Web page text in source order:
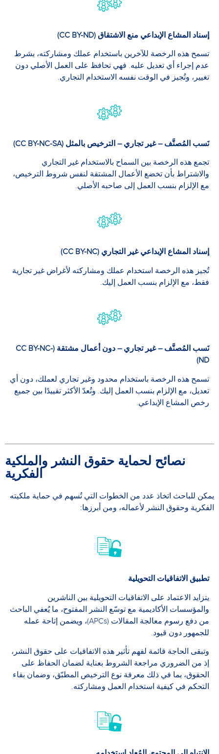
إسناد المشاع الإبداعي منع الاشتقاق (CC BY-ND)
تسمح هذه الرخصة للآخرين باستخدام عملك ومشاركته، بشرط
عدم إجراء أي تعديل عليه. فهي تحافظ على العمل الأصلي دون
تغيير، وتُجيز في الوقت نفسه الاستخدام التجاري.
نَسب المُصنَّف – غير تجاري – الترخيص بالمثل (CC BY-NC-SA)
تجمع هذه الرخصة بين السماح بالاستخدام غير التجاري
والاشتراط بأن تخضع الأعمال المشتقة لنفس شروط الترخيص،
مع الإلزام بنسب العمل إلى صاحبه الأصلي.
إسناد المشاع الإبداعي غير التجاري (CC BY-NC)
تُجيز هذه الرخصة استخدام عملك ومشاركته لأغراض غير تجارية
فقط، مع الإلزام بنسب العمل إليك.
نَسب المُصنَّف – غير تجاري – دون أعمال مشتقة (CC BY-NC-
ND)
تسمح هذه الرخصة باستخدام محدود وغير تجاري لعملك، دون أي
تعديل، مع الإلزام بنسب العمل إليك. وتُعدّ الأكثر تقييدًا بين جميع
رخص المشاع الإبداعي.
نصائح لحماية حقوق النشر والملكية
الفكرية
يمكن للباحث اتخاذ عدد من الخطوات التي تُسهم في حماية ملكيته
الفكرية وحقوق النشر لأعماله، ومن أبرزها:
تطبيق الاتفاقيات التحويلية
يتزايد الاعتماد على الاتفاقيات التحويلية بين الناشرين
والمؤسسات الأكاديمية مع توسّع النشر المفتوح، ما يُعفي الباحث
من دفع رسوم معالجة المقالات (APCs)، ويضمن إتاحة عمله
للجمهور دون قيود.
وتبقى الحاجة قائمة لفهم تأثير هذه الاتفاقيات على حقوق النشر،
إذ من الضروري مراجعة الشروط بعناية لضمان الحفاظ على
الحقوق، بما في ذلك معرفة نوع الترخيص المطبّق، وضمان بقاء
التحكم في كيفية استخدام العمل ومشاركته.